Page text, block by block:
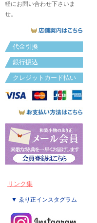
軽にお問い合わせ下さいま
せ。
代金引換
銀行振込
クレジットカード払い
リンク集
▼ ゑり正インスタグラム